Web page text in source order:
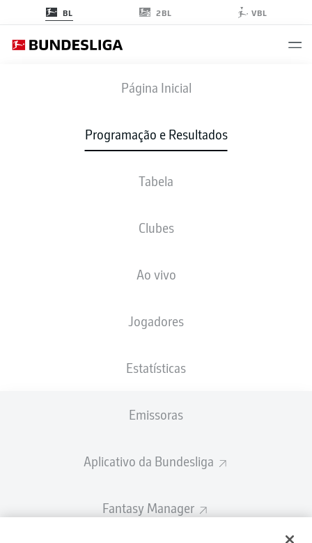
BL 2BL VBL
Página Inicial
Programação e Resultados
Tabela
Clubes
Ao vivo
Jogadores
Estatísticas
Emissoras
Aplicativo da Bundesliga
Fantasy Manager
TSG FCB
ESCALAÇÕES
A escalação inicial será divulgada 60
minutos antes do início da partida